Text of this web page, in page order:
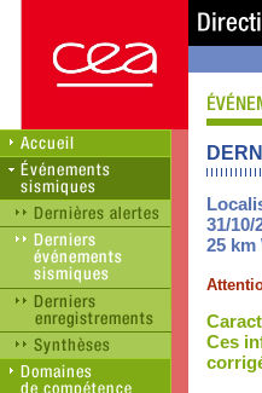
31/10/
25 km
Ces